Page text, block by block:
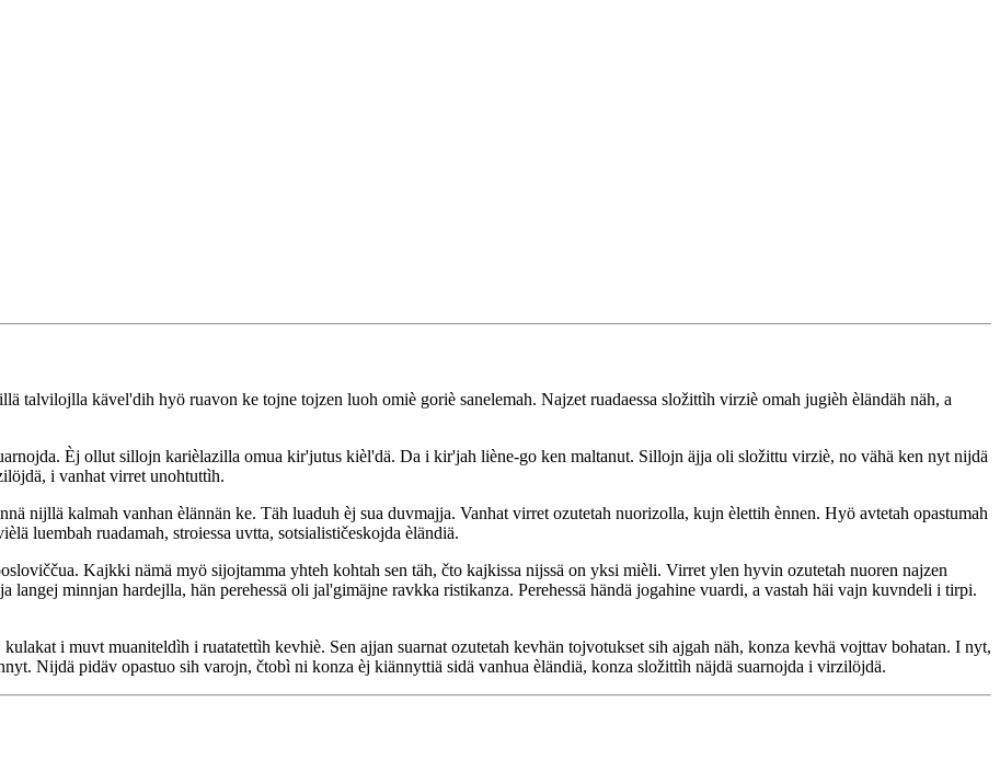
talvilojlla kävel'dih hyö ruavon ke tojne tojzen luoh omiè goriè sanelemah. Najzet ruadaessa složittìh virziè omah jugièh èländäh näh, a
Èj ollut sillojn karièlazilla omua kir'jutus kièl'dä. Da i kir'jah liène-go ken maltanut. Sillojn äjja oli složittu virziè, no vähä ken nyt nijdä
i vanhat virret unohtuttìh.
nijllä kalmah vanhan èlännän ke. Täh luaduh èj sua duvmajja. Vanhat virret ozutetah nuorizolla, kujn èlettih ènnen. Hyö avtetah opastumah
luembah ruadamah, stroiessa uvtta, sotsialističeskojda èländiä.
Kajkki nämä myö sijojtamma yhteh kohtah sen täh, čto kajkissa nijssä on yksi mièli. Virret ylen hyvin ozutetah nuoren najzen
langej minnjan hardejlla, hän perehessä oli jal'gimäjne ravkka ristikanza. Perehessä händä jogahine vuardi, a vastah häi vajn kuvndeli i tirpi.
i muvt muaniteldìh i ruatatettìh kevhiè. Sen ajjan suarnat ozutetah kevhän tojvotukset sih ajgah näh, konza kevhä vojttav bohatan. I nyt,
Nijdä pidäv opastuo sih varojn, čtobì ni konza èj kiännyttiä sidä vanhua èländiä, konza složittìh näjdä suarnojda i virzilöjdä.